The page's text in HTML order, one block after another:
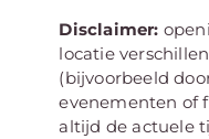
Disclaimer:
locatie
(bijvoorbeeld
evenementen of
altijd de actuele